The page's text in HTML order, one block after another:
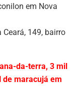
em Nova
Ceará, 149, bairro
da-terra, 3 mil
de maracujá em